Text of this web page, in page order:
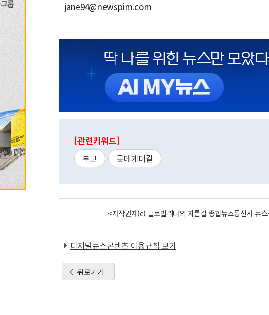
jane94@newspim.com
[관련키워드]
부고 롯데케미칼
<저작권자(c) 글로벌리더의 지름길 종합뉴스통신사
디지털뉴스콘텐츠 이용규칙 보기
뒤로가기